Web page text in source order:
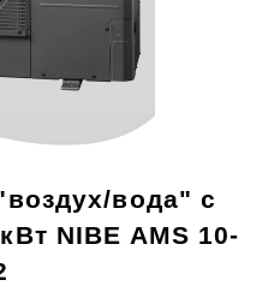
вода" с
NIBE AMS 10-